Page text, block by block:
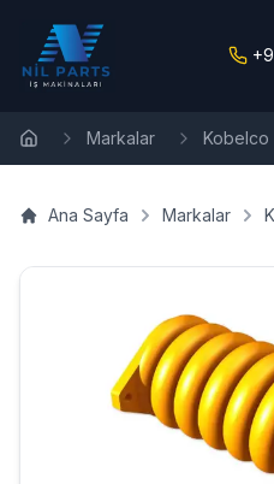
Markalar Kobelco
Ana Sayfa Markalar